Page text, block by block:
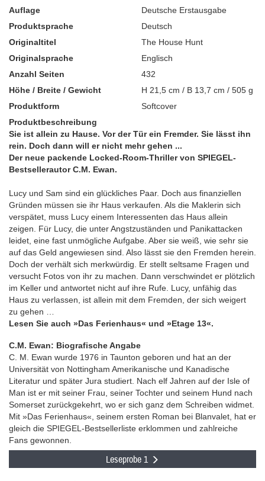
Auflage
Deutsche Erstausgabe
Produktsprache
Deutsch
Originaltitel
The House Hunt
Originalsprache
Englisch
Anzahl Seiten
432
Höhe / Breite / Gewicht
H 21,5 cm / B 13,7 cm / 505 g
Produktform
Softcover
Produktbeschreibung
Sie ist allein zu Hause. Vor der Tür ein Fremder. Sie lässt ihn
rein. Doch dann will er nicht mehr gehen ...
Der neue packende Locked-Room-Thriller von SPIEGEL-
Bestsellerautor C.M. Ewan.
Lucy und Sam sind ein glückliches Paar. Doch aus finanziellen
Gründen müssen sie ihr Haus verkaufen. Als die Maklerin sich
verspätet, muss Lucy einem Interessenten das Haus allein
zeigen. Für Lucy, die unter Angstzuständen und Panikattacken
leidet, eine fast unmögliche Aufgabe. Aber sie weiß, wie sehr sie
auf das Geld angewiesen sind. Also lässt sie den Fremden herein.
Doch der verhält sich merkwürdig. Er stellt seltsame Fragen und
versucht Fotos von ihr zu machen. Dann verschwindet er plötzlich
im Keller und antwortet nicht auf ihre Rufe. Lucy, unfähig das
Haus zu verlassen, ist allein mit dem Fremden, der sich weigert
zu gehen …
Lesen Sie auch »Das Ferienhaus« und »Etage 13«.
C.M. Ewan: Biografische Angabe
C. M. Ewan wurde 1976 in Taunton geboren und hat an der
Universität von Nottingham Amerikanische und Kanadische
Literatur und später Jura studiert. Nach elf Jahren auf der Isle of
Man ist er mit seiner Frau, seiner Tochter und seinem Hund nach
Somerset zurückgekehrt, wo er sich ganz dem Schreiben widmet.
Mit »Das Ferienhaus«, seinem ersten Roman bei Blanvalet, hat er
gleich die SPIEGEL-Bestsellerliste erklommen und zahlreiche
Fans gewonnen.
Leseprobe 1